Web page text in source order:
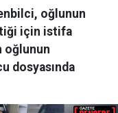
oğlunun
için istifa
oğlunun
dosyasında